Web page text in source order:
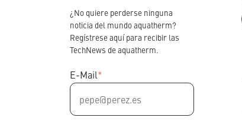
Póngase en contacto con nosotros
Encontrar socios internacionales
Blog
Ayudas a la planificación
¿No quiere perderse ninguna
noticia del mundo aquatherm?
Regístrese aquí para recibir las
TechNews de aquatherm.
E-Mail*